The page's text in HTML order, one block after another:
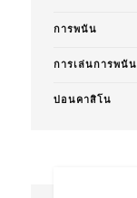
การพนัน
การเล่นการพนัน
บ่อนคาสิโน